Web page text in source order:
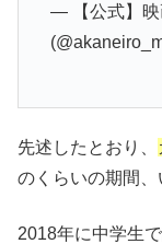
— 【公式】映
先述したとおり、
のくらいの期間、
2018年に中学生